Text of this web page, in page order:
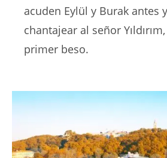
acuden Eylül y Burak antes
chantajear al señor
primer beso.